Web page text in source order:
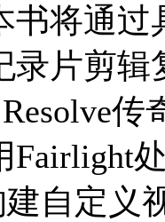
书将通
录片剪辑
Fairlight
建自定义